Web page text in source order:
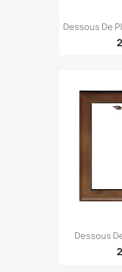
Dessous De
Dessous